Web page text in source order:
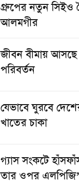
গ্রুপের নতুন সিইও
আলমগীর
জীবন বীমায়
পরিবর্তন
যেভাবে ঘুরবে
খাতের চাকা
গ্যাস সংকটে
তার ওপর